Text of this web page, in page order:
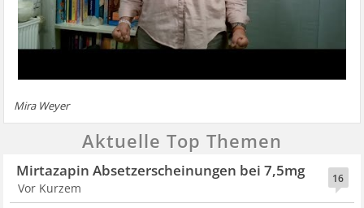
Mira Weyer
Aktuelle Top Themen
16
Mirtazapin Absetzerscheinungen bei 7,5mg
Vor Kurzem